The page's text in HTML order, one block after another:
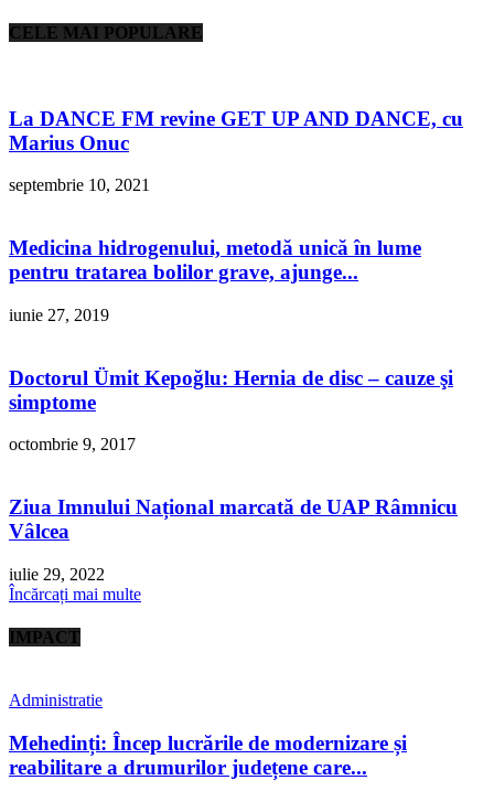
CELE MAI POPULARE
La DANCE FM revine GET UP AND DANCE, cu
Marius Onuc
septembrie 10, 2021
Medicina hidrogenului, metodă unică în lume
pentru tratarea bolilor grave, ajunge...
iunie 27, 2019
Doctorul Ümit Kepoğlu: Hernia de disc – cauze şi
simptome
octombrie 9, 2017
Ziua Imnului Național marcată de UAP Râmnicu
Vâlcea
iulie 29, 2022
Încărcați mai multe
IMPACT
Administratie
Mehedinți: Încep lucrările de modernizare și
reabilitare a drumurilor județene care...